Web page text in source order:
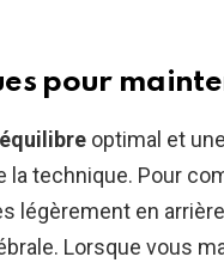
pour
équilibre optimal et
la technique. Pour
légèrement en
Lorsque vous